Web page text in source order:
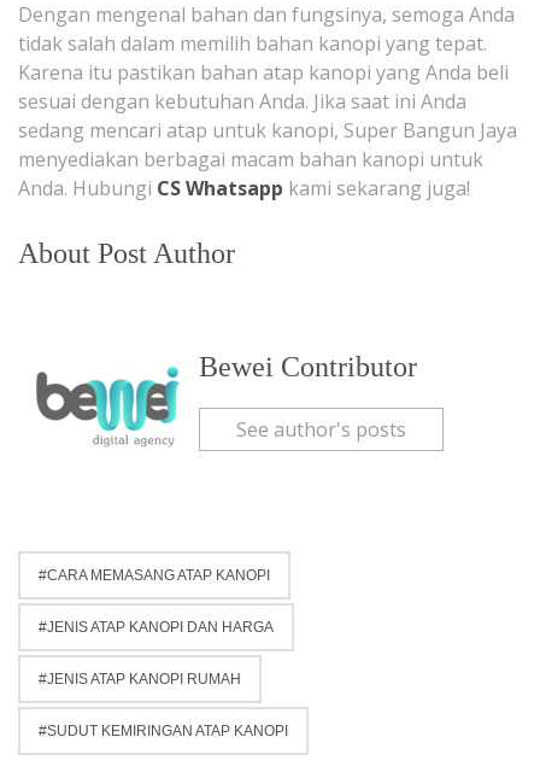
Dengan mengenal bahan dan fungsinya, semoga Anda
tidak salah dalam memilih bahan kanopi yang tepat.
Karena itu pastikan bahan atap kanopi yang Anda beli
sesuai dengan kebutuhan Anda. Jika saat ini Anda
sedang mencari atap untuk kanopi, Super Bangun Jaya
menyediakan berbagai macam bahan kanopi untuk
Anda. Hubungi CS Whatsapp kami sekarang juga!
About Post Author
Bewei Contributor
See author's posts
CARA MEMASANG ATAP KANOPI
JENIS ATAP KANOPI DAN HARGA
JENIS ATAP KANOPI RUMAH
SUDUT KEMIRINGAN ATAP KANOPI